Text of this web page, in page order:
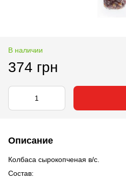
В наличии
374 грн
Описание
Колбаса сырокопченая в/с.
Cостав: